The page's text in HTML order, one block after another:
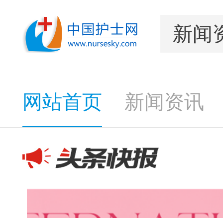
网站首页 新闻资讯